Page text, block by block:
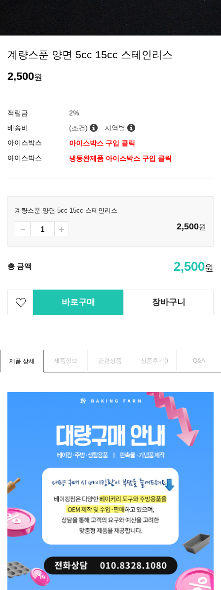
계량스푼 양면 5cc 15cc 스테인리스
2,500원
적립금
2%
배송비
(조건)
지역별
아이스박스
아이스박스 구입 클릭
아이스박스
냉동완제품 아이스박스 구입 클릭
계량스푼 양면 5cc 15cc 스테인리스
2,500원
총 금액 2,500원
바로구매 장바구니
제품 상세 제품정보 관련상품 상품후기() Q&A